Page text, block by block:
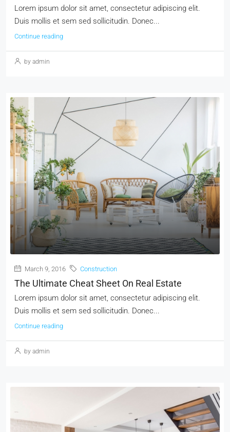
Lorem ipsum dolor sit amet, consectetur adipiscing elit.
Duis mollis et sem sed sollicitudin. Donec...
Continue reading
by admin
March 9, 2016 Construction
The Ultimate Cheat Sheet On Real Estate
Lorem ipsum dolor sit amet, consectetur adipiscing elit.
Duis mollis et sem sed sollicitudin. Donec...
Continue reading
by admin